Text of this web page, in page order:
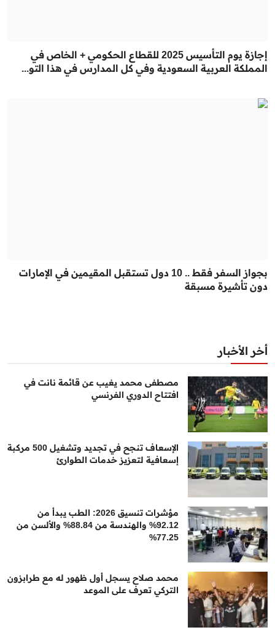
إجازة يوم التأسيس 2025 للقطاع الحكومي + الخاص في
المملكة العربية السعودية وفي كل المدارس في هذا التو...
بجواز السفر فقط .. 10 دول تستقبل المقيمين في الإمارات
دون تأشيرة مسبقة
أخر الأخبار
مصطفى محمد يغيب عن قائمة نانت في
افتتاح الدوري الفرنسي
الإسعاف تنجح في تجديد وتشغيل 500 مركبة
إسعافية لتعزيز خدمات الطوارئ
مؤشرات تنسيق 2026: الطب يبدأ من
92.12% والهندسة من 88.84% والألسن من
77.25%
محمد صلاح يسجل أول ظهور له مع طرابزون
التركي تعرف على الموعد